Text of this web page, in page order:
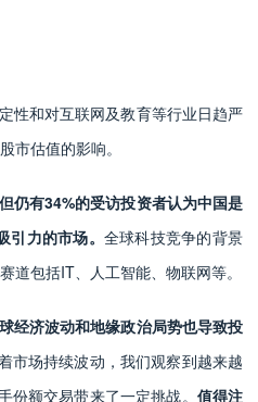
性和对互联网及教育等行业日趋严
市估值的影响。
仍有34%的受访投资者认为中国是
力的市场。 全球科技竞争的背景
包括IT、人工智能、物联网等。
经济波动和地缘政治局势也导致投
市场持续波动，我们观察到越来越
额交易带来了一定挑战。 值得注